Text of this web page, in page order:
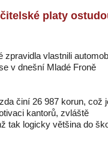
platy
zpravidla vlastnili
v dnešní Mladé Froně
činí 26 987 korun, což
kantorů, zvláště
tak logicky většina do